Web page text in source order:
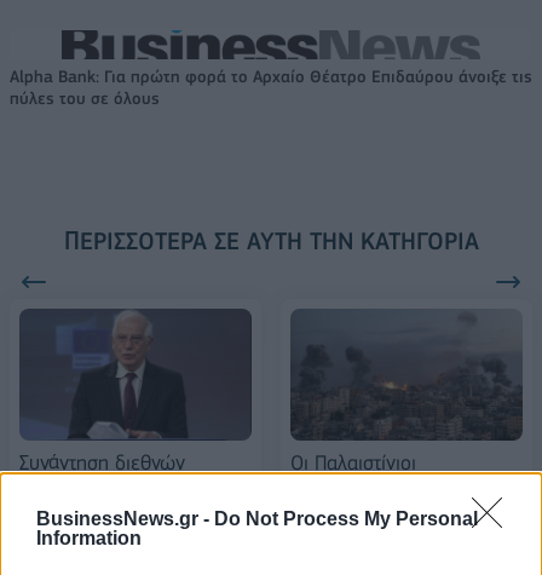
BusinessNews.gr - Do Not Process My Personal
Information
Alpha Bank: Για πρώτη φορά το Αρχαίο Θέατρο Επιδαύρου άνοιξε τις
πύλες του σε όλους
ΠΕΡΙΣΣΌΤΕΡΑ ΣΕ ΑΥΤΉ ΤΗΝ ΚΑΤΗΓΟΡΊΑ
Συνάντηση διεθνών
για την Παλαιστίνη σε
υπουργικό επίπεδο
Οι Παλαιστίνιοι
Ισραήλ διέπραξε «σφαγή»